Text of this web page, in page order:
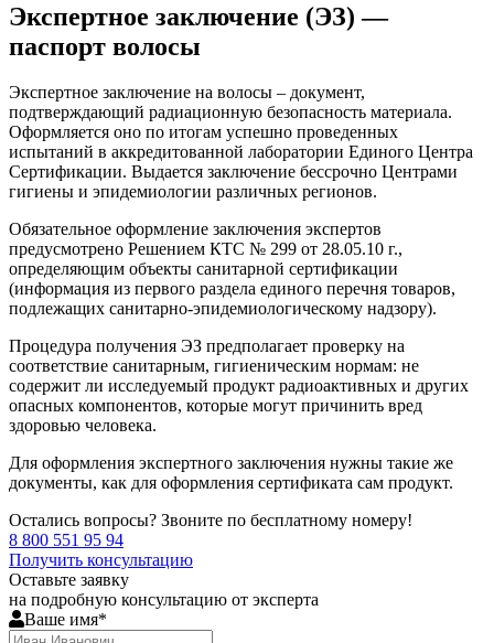
Экспертное заключение (ЭЗ) —
паспорт волосы
Экспертное заключение на волосы – документ,
подтверждающий радиационную безопасность материала.
Оформляется оно по итогам успешно проведенных
испытаний в аккредитованной лаборатории Единого Центра
Сертификации. Выдается заключение бессрочно Центрами
гигиены и эпидемиологии различных регионов.
Обязательное оформление заключения экспертов
предусмотрено Решением КТС № 299 от 28.05.10 г.,
определяющим объекты санитарной сертификации
(информация из первого раздела единого перечня товаров,
подлежащих санитарно-эпидемиологическому надзору).
Процедура получения ЭЗ предполагает проверку на
соответствие санитарным, гигиеническим нормам: не
содержит ли исследуемый продукт радиоактивных и других
опасных компонентов, которые могут причинить вред
здоровью человека.
Для оформления экспертного заключения нужны такие же
документы, как для оформления сертификата сам продукт.
Остались вопросы? Звоните по бесплатному номеру!
8 800 551 95 94
Получить консультацию
Оставьте заявку
на подробную консультацию от эксперта
Ваше имя*